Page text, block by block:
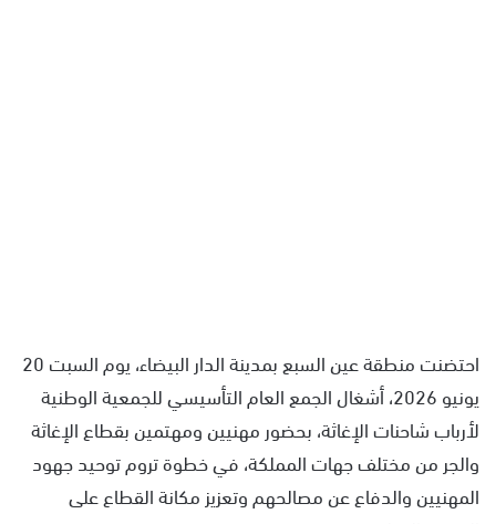
احتضنت منطقة عين السبع بمدينة الدار البيضاء، يوم السبت 20
يونيو 2026، أشغال الجمع العام التأسيسي للجمعية الوطنية
لأرباب شاحنات الإغاثة، بحضور مهنيين ومهتمين بقطاع الإغاثة
والجر من مختلف جهات المملكة، في خطوة تروم توحيد جهود
المهنيين والدفاع عن مصالحهم وتعزيز مكانة القطاع على